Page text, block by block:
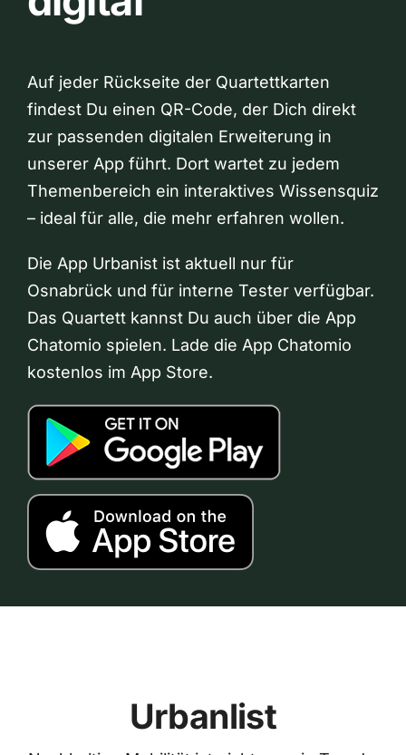
Auf jeder Rückseite der Quartettkarten
findest Du einen QR-Code, der Dich direkt
zur passenden digitalen Erweiterung in
unserer App führt. Dort wartet zu jedem
Themenbereich ein interaktives Wissensquiz
– ideal für alle, die mehr erfahren wollen.
Die App Urbanist ist aktuell nur für
Osnabrück und für interne Tester verfügbar.
Das Quartett kannst Du auch über die App
Chatomio spielen. Lade die App Chatomio
kostenlos im App Store.
Urbanlist